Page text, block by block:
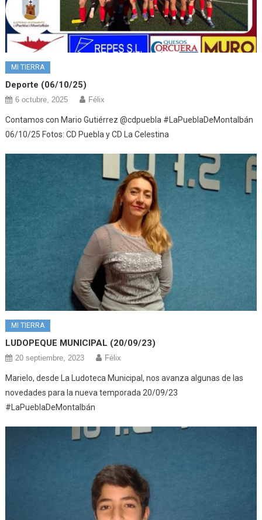
MI TIERRA
Deporte (06/10/25)
6 octubre, 2025 Félix
Contamos con Mario Gutiérrez @cdpuebla #LaPueblaDeMontalbán
06/10/25 Fotos: CD Puebla y CD La Celestina
MI TIERRA
LUDOPEQUE MUNICIPAL (20/09/23)
20 septiembre, 2023 Félix
Marielo, desde La Ludoteca Municipal, nos avanza algunas de las
novedades para la nueva temporada 20/09/23
#LaPueblaDeMontalbán